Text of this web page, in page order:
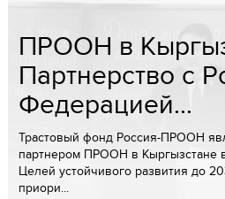
ПРООН в
Партнерство с
Федерацией...
Трастовый фонд Россия-ПРООН
партнером ПРООН в Кыргызстане
Целей устойчивого развития до
приори...